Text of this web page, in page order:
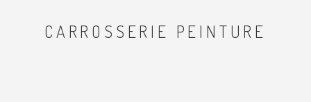
CARROSSERIE PEINTURE